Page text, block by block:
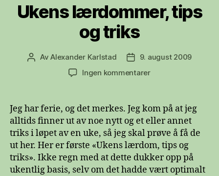
Ukens lærdommer, tips
og triks
Innleggsforfatter
AvAlexander Karlstad Publiseringsdato
9. august 2009
Ingen kommentarertil
og
triks
Jeg har ferie, og det merkes. Jeg kom på at jeg
alltids finner ut av noe nytt og et eller annet
triks i løpet av en uke, så jeg skal prøve å få de
ut her. Her er første «Ukens lærdom, tips og
triks». Ikke regn med at dette dukker opp på
ukentlig basis, selv om det hadde vært optimalt